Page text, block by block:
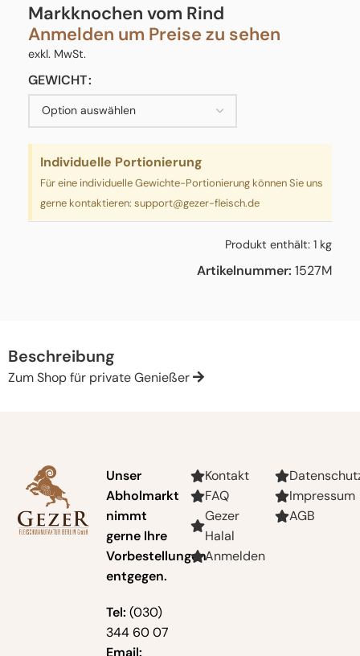
Markknochen vom Rind
Anmelden um Preise zu sehen
exkl. MwSt.
GEWICHT
Individuelle Portionierung
Für eine individuelle Gewichte-Portionierung können Sie uns
gerne kontaktieren: support@gezer-fleisch.de
Produkt enthält: 1 kg
Artikelnummer: 1527M
Beschreibung
Zum Shop für private Genießer
Unser
Abholmarkt
nimmt
gerne Ihre
Vorbestellungen
entgegen.
Tel: (030)
344 60 07
Email:
Kontakt
FAQ
Gezer
Halal
Anmelden
Impressum
AGB